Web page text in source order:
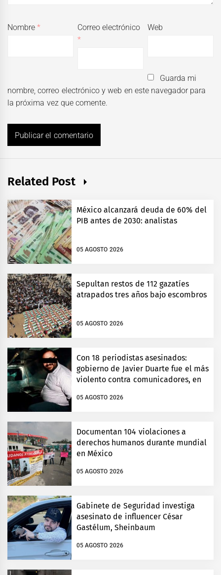
Nombre*
Correo electrónico
*
Web
Guarda mi
nombre, correo electrónico y web en este navegador para
la próxima vez que comente.
Related Post
México alcanzará deuda de 60% del
PIB antes de 2030: analistas
05 AGOSTO 2026
Sepultan restos de 112 gazatíes
atrapados tres años bajo escombros
05 AGOSTO 2026
Con 18 periodistas asesinados:
gobierno de Javier Duarte fue el más
violento contra comunicadores, en
05 AGOSTO 2026
Documentan 104 violaciones a
derechos humanos durante mundial
en México
05 AGOSTO 2026
Gabinete de Seguridad investiga
asesinato de influencer César
Gastélum, Sheinbaum
05 AGOSTO 2026